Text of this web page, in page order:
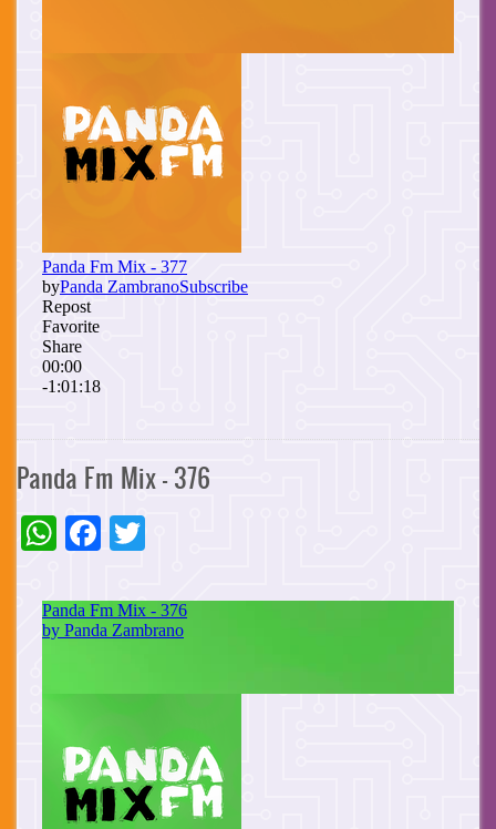
Panda Fm Mix - 376
WhatsApp
Facebook